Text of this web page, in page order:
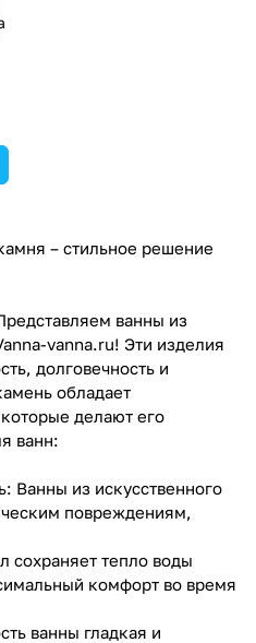
– стильное решение
ванны из
vanna.ru! Эти изделия
долговечность и
обладает
делают его
ванн:
Ванны из искусственного
повреждениям,
сохраняет тепло воды
комфорт во время
ванны гладкая и